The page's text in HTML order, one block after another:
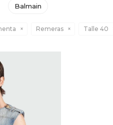
Balmain
Remeras Talle 40